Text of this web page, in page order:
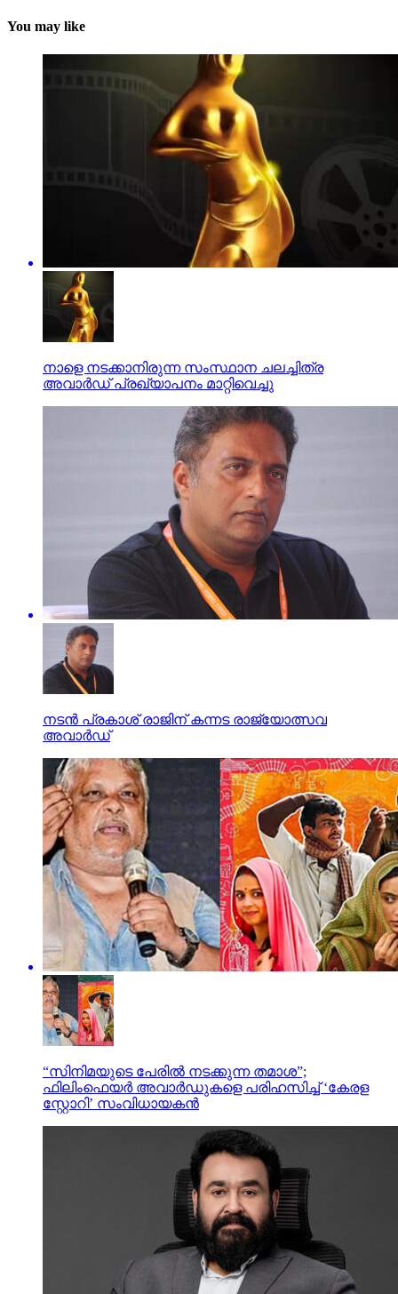
You may like
നാളെ നടക്കാനിരുന്ന സംസ്ഥാന ചലച്ചിത്ര
അവാര്‍ഡ് പ്രഖ്യാപനം മാറ്റിവെച്ചു
നടന്‍ പ്രകാശ് രാജിന് കന്നട രാജ്യോത്സവ
അവാര്‍ഡ്
“സിനിമയുടെ പേരില്‍ നടക്കുന്ന തമാശ”;
ഫിലിംഫെയർ അവാർഡുകളെ പരിഹസിച്ച് ‘കേരള
സ്റ്റോറി’ സംവിധായകന്‍